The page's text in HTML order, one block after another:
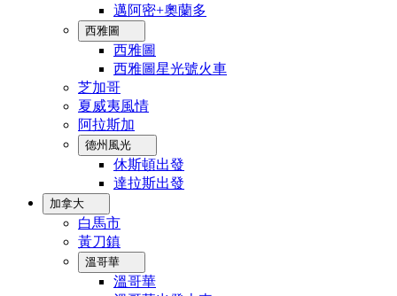
邁阿密+奧蘭多
西雅圖
西雅圖
西雅圖星光號火車
芝加哥
夏威夷風情
阿拉斯加
德州風光
休斯頓出發
達拉斯出發
加拿大
白馬市
黃刀鎮
溫哥華
溫哥華